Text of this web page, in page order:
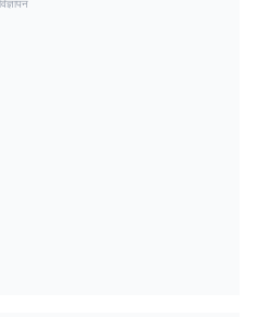
विज्ञापन